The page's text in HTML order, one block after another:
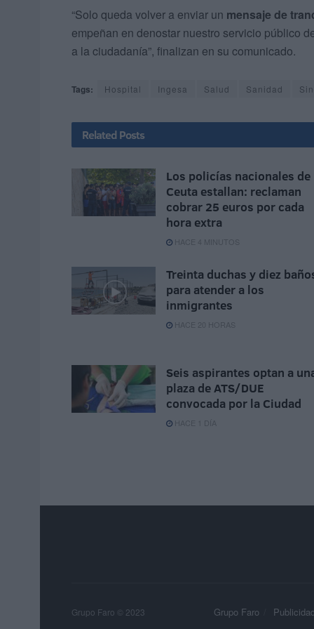
“Solo queda volver a enviar un mensaje de
empeñan en denostar nuestro servicio público
a la ciudadanía”, finalizan en su comunicado.
Tags: Hospital Ingesa Salud Sanidad
Related Posts
Los policías nacionales de
Ceuta estallan: reclaman
cobrar 25 euros por cada
hora extra
HACE 4 MINUTOS
Treinta duchas y diez
para atender a los
inmigrantes
HACE 20 HORAS
Seis aspirantes optan a
plaza de ATS/DUE
convocada por la Ciudad
HACE 1 DÍA
Grupo Faro Publicidad
Grupo Faro © 2023